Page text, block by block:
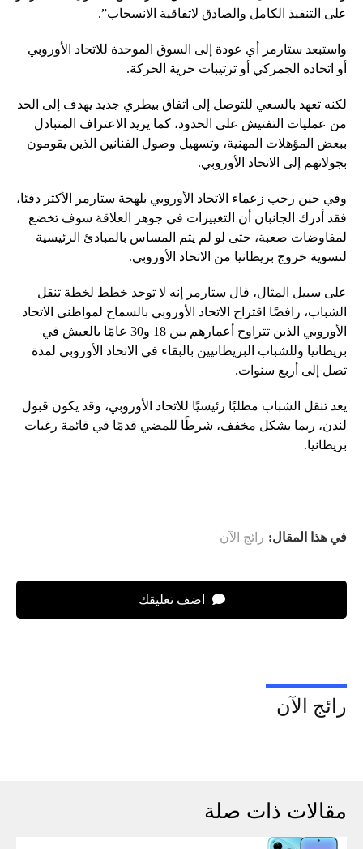
على التنفيذ الكامل والصادق لاتفاقية الانسحاب”.
واستبعد ستارمر أي عودة إلى السوق الموحدة للاتحاد الأوروبي
أو اتحاده الجمركي أو ترتيبات حرية الحركة.
لكنه تعهد بالسعي للتوصل إلى اتفاق بيطري جديد يهدف إلى الحد
من عمليات التفتيش على الحدود، كما يريد الاعتراف المتبادل
ببعض المؤهلات المهنية، وتسهيل وصول الفنانين الذين يقومون
بجولاتهم إلى الاتحاد الأوروبي.
وفي حين رحب زعماء الاتحاد الأوروبي بلهجة ستارمر الأكثر دفئا،
فقد أدرك الجانبان أن التغييرات في جوهر العلاقة سوف تخضع
لمفاوضات صعبة، حتى لو لم يتم المساس بالمبادئ الرئيسية
لتسوية خروج بريطانيا من الاتحاد الأوروبي.
على سبيل المثال، قال ستارمر إنه لا توجد خطط لخطة تنقل
الشباب، رافضًا اقتراح الاتحاد الأوروبي بالسماح لمواطني الاتحاد
الأوروبي الذين تتراوح أعمارهم بين 18 و30 عامًا بالعيش في
بريطانيا وللشباب البريطانيين بالبقاء في الاتحاد الأوروبي لمدة
تصل إلى أربع سنوات.
يعد تنقل الشباب مطلبًا رئيسيًا للاتحاد الأوروبي، وقد يكون قبول
لندن، ربما بشكل مخفف، شرطًا للمضي قدمًا في قائمة رغبات
بريطانيا.
في هذا المقال: رائج الآن
اضف تعليقك
رائج الآن
مقالات ذات صلة